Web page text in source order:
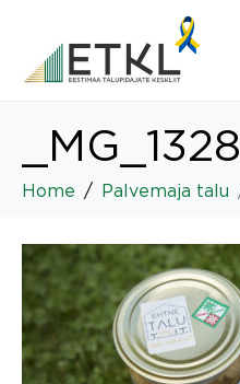
_MG_1328
Home Palvemaja talu